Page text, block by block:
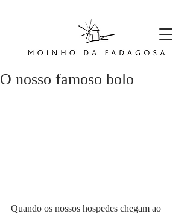
O nosso famoso bolo
Quando os nossos hospedes chegam ao